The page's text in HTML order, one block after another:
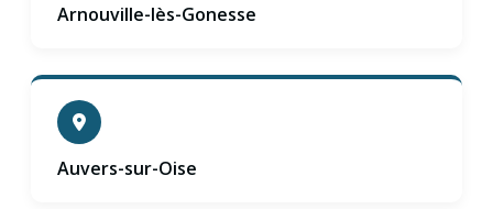
Arnouville-lès-Gonesse
Auvers-sur-Oise